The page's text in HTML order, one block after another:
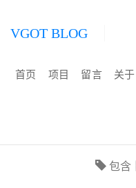
VGOT BLOG
首页 项目 留言 关于
包含